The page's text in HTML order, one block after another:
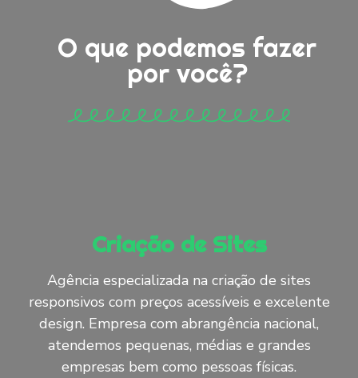
O que podemos fazer
por você?
Criação de Sites
Agência especializada na criação de sites
responsivos com preços acessíveis e excelente
design. Empresa com abrangência nacional,
atendemos pequenas, médias e grandes
empresas bem como pessoas físicas.